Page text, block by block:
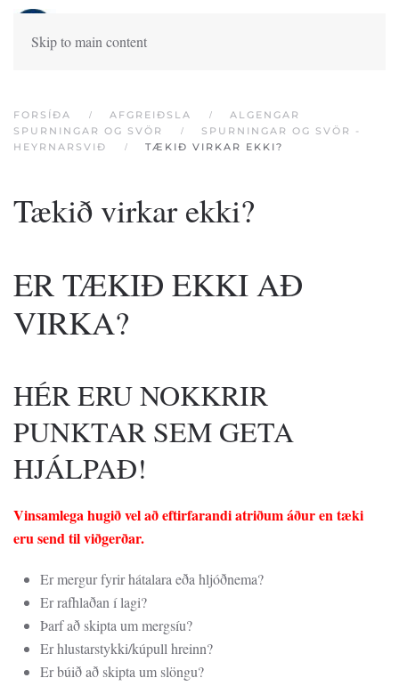
Skip to main content
FORSÍÐA AFGREIÐSLA
ALGENGAR
SPURNINGAR OG SVÖR
SPURNINGAR OG SVÖR -
HEYRNARSVIÐ
TÆKIÐ VIRKAR EKKI?
Tækið virkar ekki?
ER TÆKIÐ EKKI AÐ
VIRKA?
HÉR ERU NOKKRIR
PUNKTAR SEM GETA
HJÁLPAÐ!
Vinsamlega hugið vel að eftirfarandi atriðum áður en tæki
eru send til viðgerðar.
Er mergur fyrir hátalara eða hljóðnema?
Er rafhlaðan í lagi?
Þarf að skipta um mergsíu?
Er hlustarstykki/kúpull hreinn?
Er búið að skipta um slöngu?